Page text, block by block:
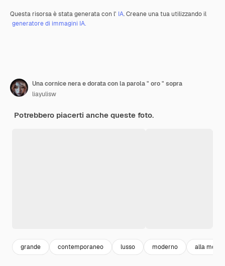
Questa risorsa è stata generata con l' IA. Creane una tua utilizzando il
generatore di immagini IA.
Una cornice nera e dorata con la parola " oro " sopra
liayulisw
Potrebbero piacerti anche queste foto.
grande contemporaneo lusso moderno alla moda